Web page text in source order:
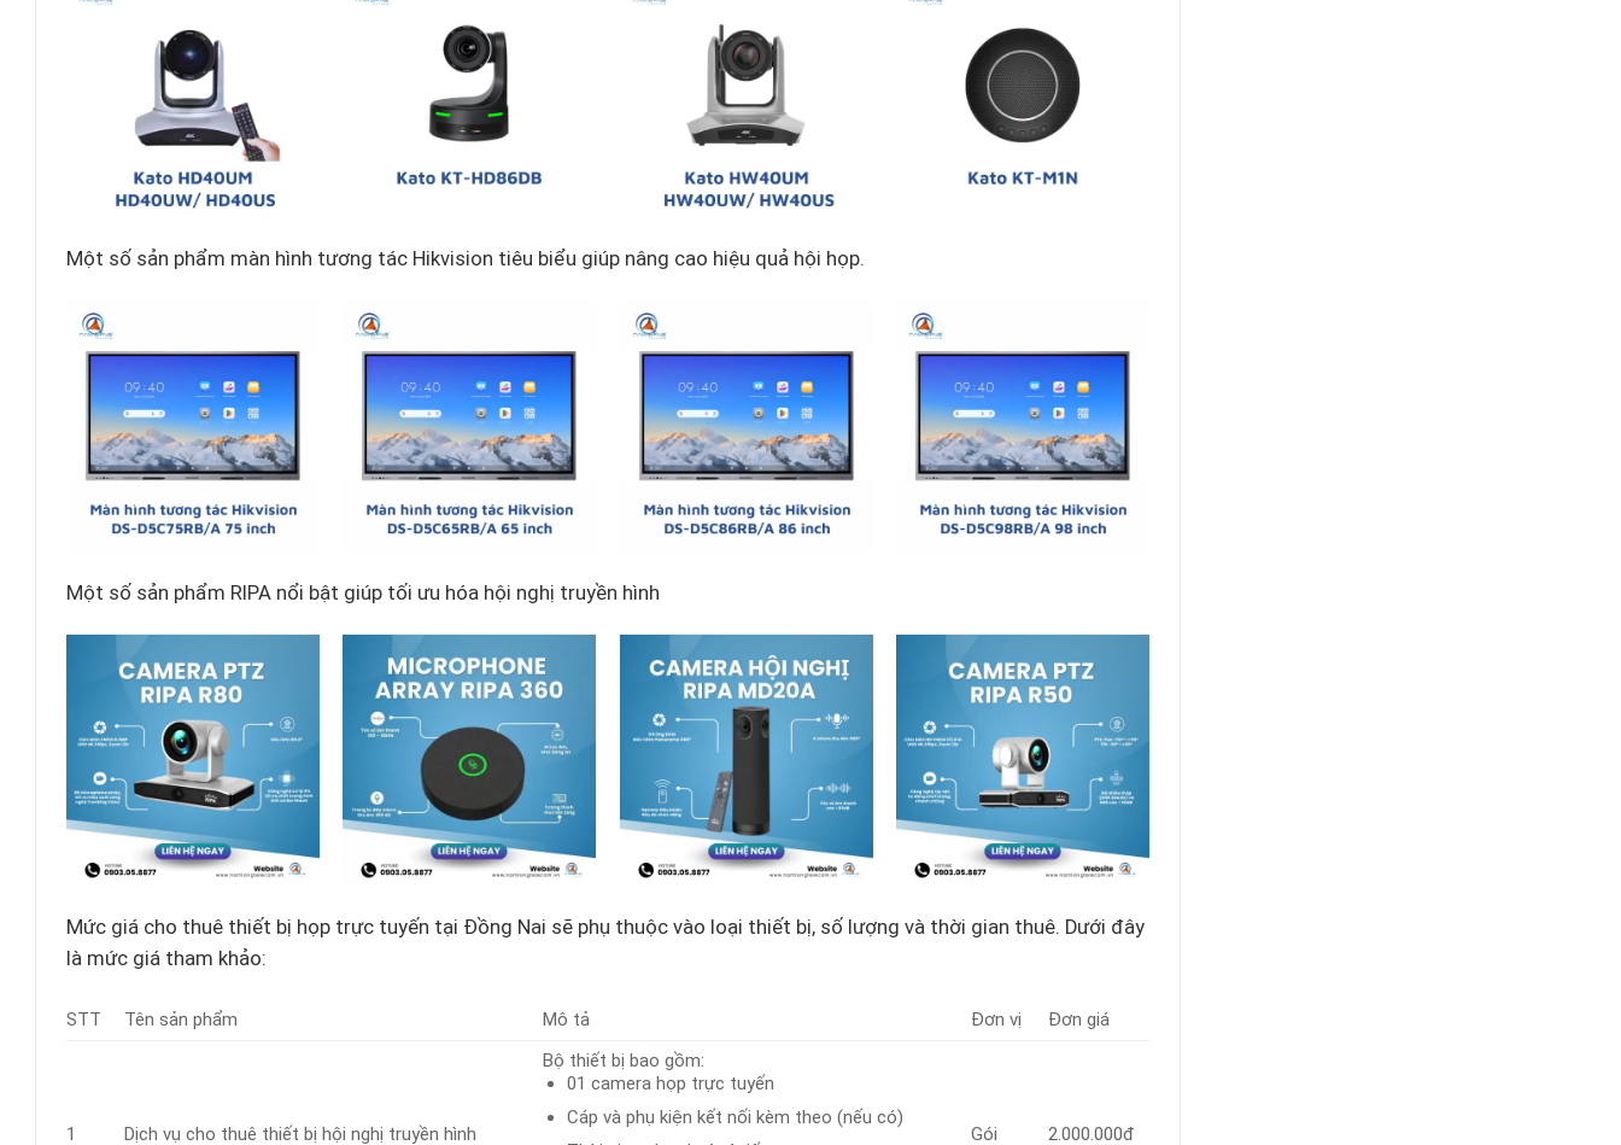
Một số sản phẩm màn hình tương tác Hikvision tiêu biểu giúp nâng cao hiệu quả hội họp.
Một số sản phẩm RIPA nổi bật giúp tối ưu hóa hội nghị truyền hình
Mức giá cho thuê thiết bị họp trực tuyến tại Đồng Nai sẽ phụ thuộc vào loại thiết bị, số lượng và thời gian thuê. Dưới đây
là mức giá tham khảo:
STT Tên sản phẩm Mô tả Đơn vị Đơn giá
1 Dịch vụ cho thuê thiết bị hội nghị truyền hình
Bộ thiết bị bao gồm:
01 camera họp trực tuyến
Cáp và phụ kiện kết nối kèm theo (nếu có)
Gói 2.000.000đ